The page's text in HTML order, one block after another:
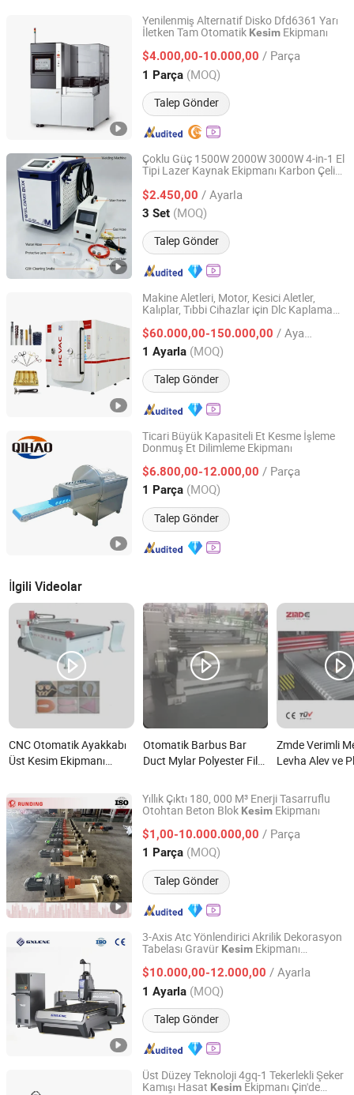
Yenilenmiş Alternatif Disko Dfd6361 Yarı
İletken Tam Otomatik Kesim Ekipmanı
$4.000,00-10.000,00 / Parça
1 Parça (MOQ)
Talep Gönder
Taiyuan Machinery Euqipment(Dongguan) Co., Ltd
Guangdong, China Fiyat 2024
Çoklu Güç 1500W 2000W 3000W 4-in-1 El
Tipi Lazer Kaynak Ekipmanı Karbon Çelik,
Kaynağı,Kesimi, Pas Temizliği için
Uygundur
$2.450,00 / Ayarla
3 Set (MOQ)
Talep Gönder
Mingzu Laser Tech Co., Ltd.
Shandong, China Fiyat 2025
Makine Aletleri, Motor, Kesici Aletler,
Kalıplar, Tıbbi Cihazlar için Dlc Kaplama
$60.000,00-150.000,00 / Ayarla
1 Ayarla (MOQ)
Talep Gönder
Guangdong Huicheng Vacuum Technology Co., Ltd.
Guangdong, China Fiyat 2009
Ticari Büyük Kapasiteli Et Kesme İşleme
Donmuş Et Dilimleme Ekipmanı
$6.800,00-12.000,00 / Parça
1 Parça (MOQ)
Talep Gönder
Zhucheng Qihao Machinery Co., Ltd
Shandong, China Fiyat 2026
İlgili Videolar
CNC Otomatik Ayakkabı
Üst Kesim Ekipmanı
Otomatik Barbus Bar
Duct Mylar Polyester Film
İşleme Makinesi Ekipmanı
nedir?
Zmde Verimli
Levha Alev ve
Endüstriyel
Fabrikası
Yıllık Çıktı 180, 000 M³ Enerji Tasarruflu
Otohtan Beton Blok Kesim Ekipmanı
$1,00-10.000.000,00 / Parça
1 Parça (MOQ)
Talep Gönder
Jiangsu Runding Intelligent Equipment Technology Co.,
Ltd.
Jiangsu, China Fiyat 2025
3-Axis Atc Yönlendirici Akrilik Dekorasyon
Tabelası Gravür Kesim Ekipmanı
$10.000,00-12.000,00 / Ayarla
1 Ayarla (MOQ)
Talep Gönder
Guangxu Intelligent Equipment (Jiaxing) Co., Ltd.
Zhejiang, China Fiyat 2026
Üst Düzey Teknoloji 4gq-1 Tekerlekli Şeker
Kamışı Hasat Kesim Ekipmanı Çin'de